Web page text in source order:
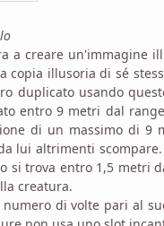
a creare un'immagine
copia illusoria di sé
duplicato usando
entro 9 metri dal
di un massimo di
lui altrimenti
si trova entro 1,5 metri
creatura.
di volte pari al